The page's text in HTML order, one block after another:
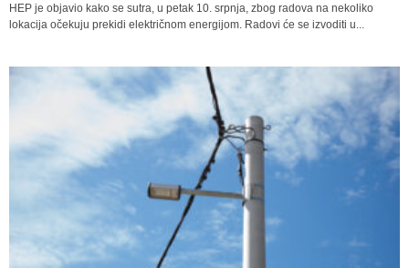
HEP je objavio kako se sutra, u petak 10. srpnja, zbog radova na nekoliko
lokacija očekuju prekidi električnom energijom. Radovi će se izvoditi u...